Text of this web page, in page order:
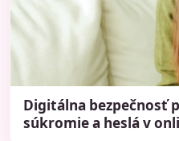
Digitálna bezpečnosť
súkromie a heslá v